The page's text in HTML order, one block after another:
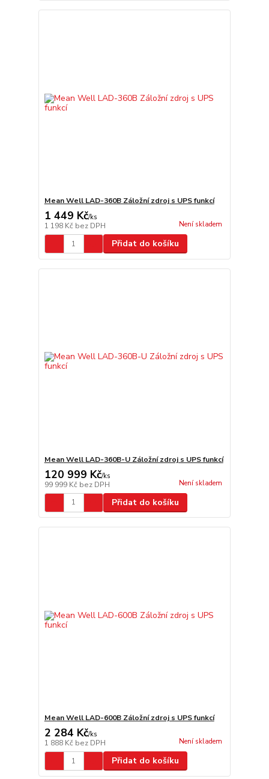
Mean Well LAD-360B Záložní zdroj s UPS funkcí
1 449 Kč/ks
1 198 Kč bez DPH Není skladem
Přidat do košíku
Mean Well LAD-360B-U Záložní zdroj s UPS funkcí
120 999 Kč/ks
99 999 Kč bez DPH Není skladem
Přidat do košíku
Mean Well LAD-600B Záložní zdroj s UPS funkcí
2 284 Kč/ks
1 888 Kč bez DPH Není skladem
Přidat do košíku